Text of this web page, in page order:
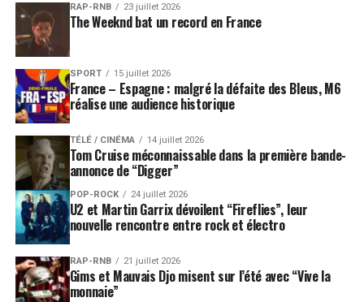
RAP-RNB 23 juillet 2026
The Weeknd bat un record en France
SPORT 15 juillet 2026
France – Espagne : malgré la défaite des Bleus, M6
réalise une audience historique
TÉLÉ / CINÉMA 14 juillet 2026
Tom Cruise méconnaissable dans la première bande-
annonce de “Digger”
POP-ROCK 24 juillet 2026
U2 et Martin Garrix dévoilent “Fireflies”, leur
nouvelle rencontre entre rock et électro
RAP-RNB 21 juillet 2026
Gims et Mauvais Djo misent sur l’été avec “Vive la
monnaie”